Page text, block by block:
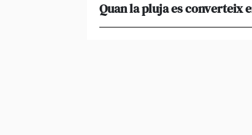
Quan la pluja es converteix